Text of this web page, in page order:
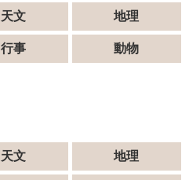
天文 地理
行事 動物
天文 地理